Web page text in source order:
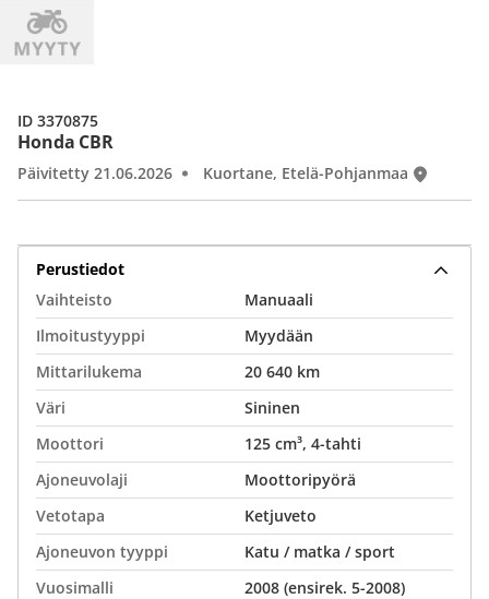
Honda CBR
Päivitetty 21.06.2026 Kuortane, Etelä-Pohjanmaa
ID 3370875
Perustiedot
Vaihteisto
Manuaali
Ilmoitustyyppi
Myydään
Mittarilukema
20 640 km
Väri
Sininen
Moottori
125 cm³, 4-tahti
Ajoneuvolaji
Moottoripyörä
Vetotapa
Ketjuveto
Ajoneuvon tyyppi
Katu / matka / sport
Vuosimalli
2008 (ensirek. 5-2008)